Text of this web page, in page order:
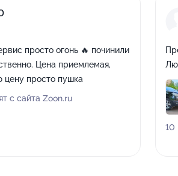
просто огонь 🔥 починили
Цена приемлемая,
цену просто пушка
с сайта Zoon.ru
10